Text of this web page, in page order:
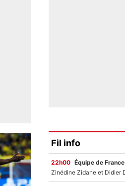
Fil info
22h00 Équipe de France